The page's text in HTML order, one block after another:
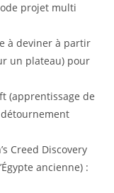
projet multi
à deviner à partir
un plateau) pour
(apprentissage de
détournement
Creed Discovery
ancienne) :